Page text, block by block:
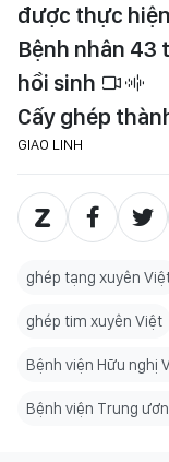
được thực
Bệnh nhân 43
hồi sinh
Cấy ghép
GIAO LINH
ghép tạng xuyên
ghép tim xuyên Việt
Bệnh viện Hữu nghị
Bệnh viện Trung